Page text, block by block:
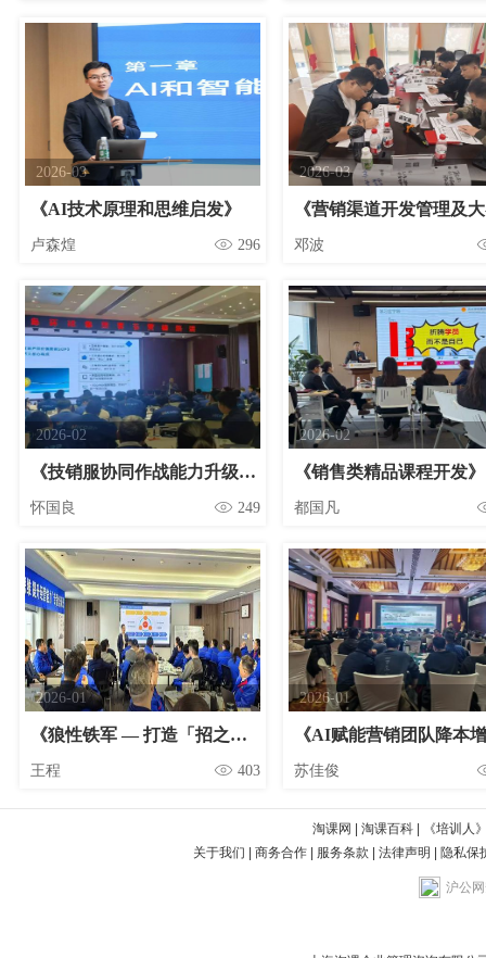
2026-03
《AI技术原理和思维启发》
卢森煌 296
2026-03
邓波
2026-02
《技销服协同作战能力升级特训营》
怀国良 249
2026-02
《销售类精品课程开发》
都国凡
2026-01
《狼性铁军 — 打造「招之则来-来之能战-战之必胜」的营销铁军》
王程 403
2026-01
《AI赋能营销团队降本
苏佳俊
淘课网 淘课百科|
《培训人
关于我们
商务合作| 服务条款 法律声明 隐私保
沪公